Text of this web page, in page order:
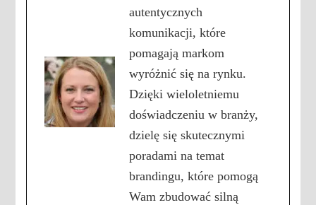
autentycznych
komunikacji, które
pomagają markom
wyróżnić się na rynku.
Dzięki wieloletniemu
doświadczeniu w branży,
dzielę się skutecznymi
poradami na temat
brandingu, które pomogą
Wam zbudować silną